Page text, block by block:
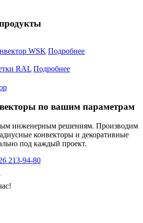
WSK Подробнее
RAL Подробнее
по вашим параметрам
инженерным решениям. Производим
конвекторы и декоративные
под каждый проект.
213-94-80